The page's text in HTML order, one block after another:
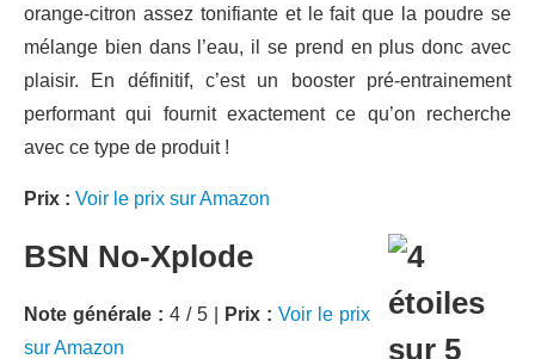
orange-citron assez tonifiante et le fait que la poudre se
mélange bien dans l’eau, il se prend en plus donc avec
plaisir. En définitif, c’est un booster pré-entrainement
performant qui fournit exactement ce qu’on recherche
avec ce type de produit !
Prix : Voir le prix sur Amazon
BSN No-Xplode
Note générale : 4 / 5 | Prix : Voir le prix
sur Amazon